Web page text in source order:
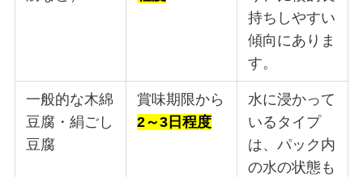
持ちしやすい
傾向にありま
す。
一般的な木綿
豆腐・絹ごし
豆腐
賞味期限から
2～3日程度
水に浸かって
いるタイプ
は、パック内
の水の状態も